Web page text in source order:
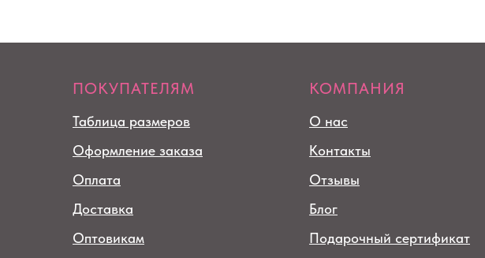
ПОКУПАТЕЛЯМ
Таблица размеров
Оформление заказа
Оплата
Доставка
Оптовикам
КОМПАНИЯ
О нас
Контакты
Отзывы
Блог
Подарочный сертификат